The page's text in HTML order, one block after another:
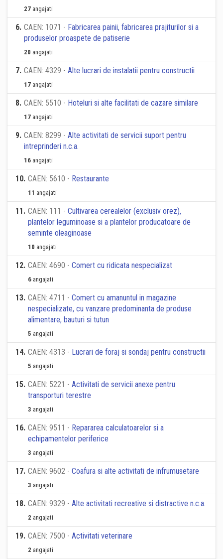
27 angajati
6. CAEN: 1071 - Fabricarea painii, fabricarea prajiturilor si a
produselor proaspete de patiserie
20 angajati
7. CAEN: 4329 - Alte lucrari de instalatii pentru constructii
17 angajati
8. CAEN: 5510 - Hoteluri si alte facilitati de cazare similare
17 angajati
9. CAEN: 8299 - Alte activitati de servicii suport pentru
intreprinderi n.c.a.
16 angajati
10. CAEN: 5610 - Restaurante
11 angajati
11. CAEN: 111 - Cultivarea cerealelor (exclusiv orez),
plantelor leguminoase si a plantelor producatoare de
seminte oleaginoase
10 angajati
12. CAEN: 4690 - Comert cu ridicata nespecializat
6 angajati
13. CAEN: 4711 - Comert cu amanuntul in magazine
nespecializate, cu vanzare predominanta de produse
alimentare, bauturi si tutun
5 angajati
14. CAEN: 4313 - Lucrari de foraj si sondaj pentru constructii
5 angajati
15. CAEN: 5221 - Activitati de servicii anexe pentru
transporturi terestre
3 angajati
16. CAEN: 9511 - Repararea calculatoarelor si a
echipamentelor periferice
3 angajati
17. CAEN: 9602 - Coafura si alte activitati de infrumusetare
3 angajati
18. CAEN: 9329 - Alte activitati recreative si distractive n.c.a.
2 angajati
19. CAEN: 7500 - Activitati veterinare
2 angajati